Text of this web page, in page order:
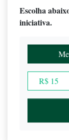
Escolha
iniciativa.
R$ 15